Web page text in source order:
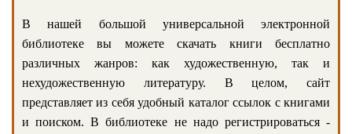
В нашей большой универсальной электронной
библиотеке вы можете скачать книги бесплатно
различных жанров: как художественную, так и
нехудожественную литературу. В целом, сайт
представляет из себя удобный каталог ссылок с книгами
и поиском. В библиотеке не надо регистрироваться -